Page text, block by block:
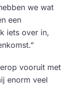
we wat
een
iets over in,
vooruit met
enorm veel